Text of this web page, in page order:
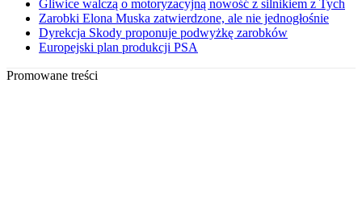
Gliwice walczą o motoryzacyjną nowość z silnikiem z Tych
Zarobki Elona Muska zatwierdzone, ale nie jednogłośnie
Dyrekcja Skody proponuje podwyżkę zarobków
Europejski plan produkcji PSA
Promowane treści